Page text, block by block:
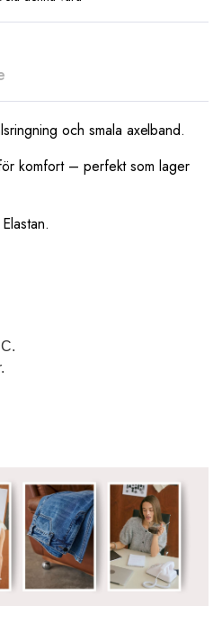
och smala axelband.
komfort – perfekt som lager